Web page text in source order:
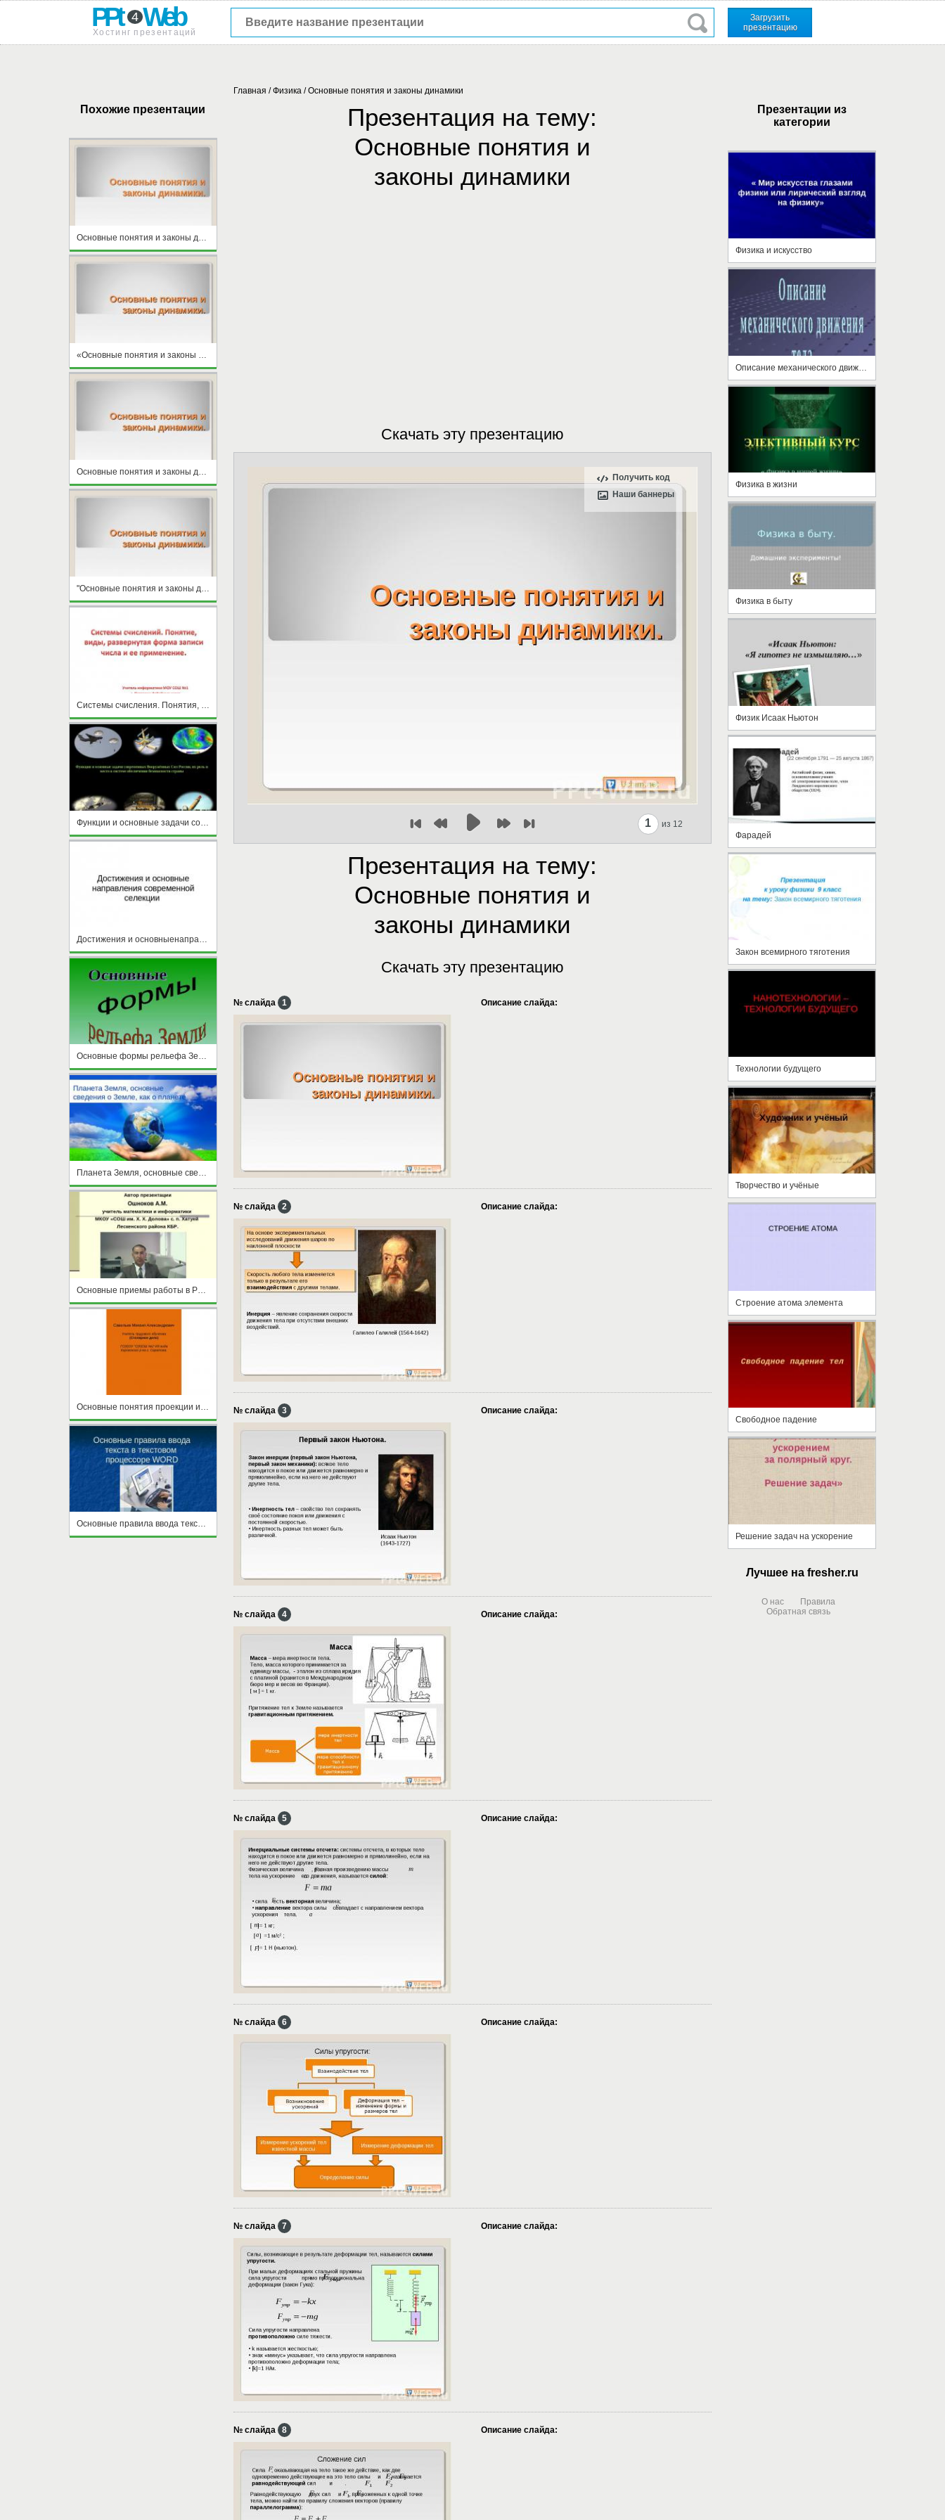
PPt 4 Web
Хостинг презентаций
Загрузить
презентацию
Похожие презентации
Основные понятия и законы динамики
"Основные понятия и законы динамики."
Системы счисления. Понятия, виды, развернутая форма записи числа
Достижения и основныенаправления современной селекции
Основные формы рельефа Земли
Планета Земля, основные сведения о Земле, как о планете
Основные понятия проекции и линии на чертеже
Основные правила ввода текста в текстовом процессоре WORD
Главная /Физика /Основные понятия и законы динамики
Презентация на тему:
Основные понятия и
законы динамики
Скачать эту презентацию
Получить код
Наши баннеры
1 из 12
Презентация на тему:
Основные понятия и
законы динамики
Скачать эту презентацию
№ слайда 1 Описание слайда:
№ слайда 2 Описание слайда:
№ слайда 3 Описание слайда:
№ слайда 4 Описание слайда:
№ слайда 5 Описание слайда:
№ слайда 6 Описание слайда:
№ слайда 7 Описание слайда:
№ слайда 8 Описание слайда:
Презентации из
категории
Физика и искусство
Физика в жизни
Физика в быту
Физик Исаак Ньютон
Фарадей
Закон всемирного тяготения
Технологии будущего
Творчество и учёные
Строение атома элемента
Свободное падение
Решение задач на ускорение
Лучшее на fresher.ru
О нас
Правила
Обратная связь